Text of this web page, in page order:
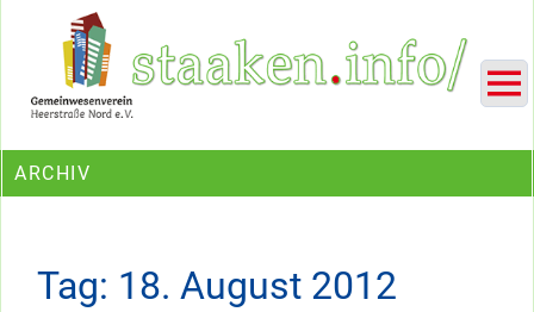
Ein Projekt des Gemeinwesenvereins Heerstraße Nord
ARCHIV
Tag: 18. August 2012